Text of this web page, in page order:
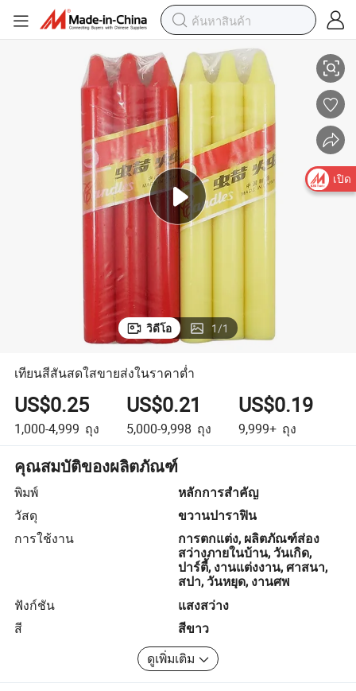
วิดีโอ 1/1
เทียนสีสันสดใสขายส่งในราคาต่ำ
US$0.25
1,000-4,999 ถุง
US$0.21
5,000-9,998 ถุง
US$0.19
9,999+ ถุง
คุณสมบัติของผลิตภัณฑ์
พิมพ์
หลักการสำคัญ
วัสดุ
ขวานปาราฟิน
การใช้งาน
การตกแต่ง, ผลิตภัณฑ์ส่อง
สว่างภายในบ้าน, วันเกิด,
ปาร์ตี้, งานแต่งงาน, ศาสนา,
สปา, วันหยุด, งานศพ
ฟังก์ชัน
แสงสว่าง
สี
สีขาว
ดูเพิ่มเติม
เปิด